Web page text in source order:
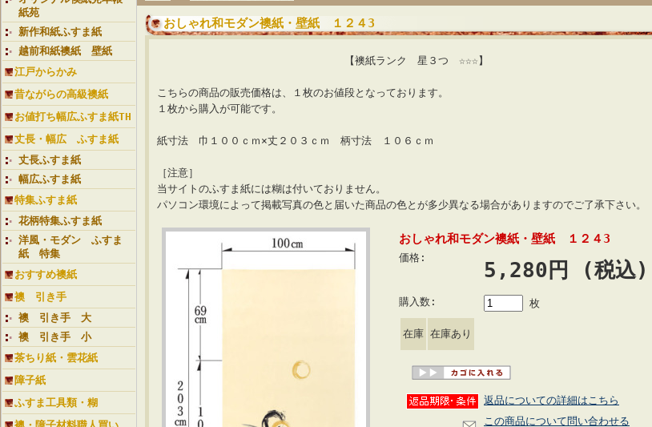
紙苑
新作和紙ふすま紙
越前和紙襖紙 壁紙
江戸からかみ
昔ながらの高級襖紙
お値打ち幅広ふすま紙TH
丈長・幅広 ふすま紙
丈長ふすま紙
幅広ふすま紙
特集ふすま紙
花柄特集ふすま紙
洋風・モダン ふすま
紙 特集
おすすめ襖紙
襖 引き手
襖 引き手 大
襖 引き手 小
茶ちり紙・雲花紙
障子紙
ふすま工具類・糊
おしゃれ和モダン襖紙・壁紙 １２４3
【襖紙ランク 星３つ ☆☆☆】
こちらの商品の販売価格は、１枚のお値段となっております。
１枚から購入が可能です。
紙寸法 巾１００ｃｍ×丈２０３ｃｍ 柄寸法 １０６ｃｍ
［注意］
当サイトのふすま紙には糊は付いておりません。
パソコン環境によって掲載写真の色と届いた商品の色とが多少異なる場合がありますのでご了承下さい。
おしゃれ和モダン襖紙・壁紙 １２４3
価格:
5,280円 (税込)
購入数: 枚
在庫 在庫あり
返品についての詳細はこちら
この商品について問い合わせる